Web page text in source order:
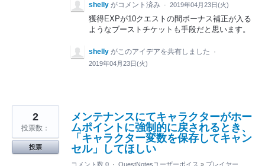
shelly がコメント済み · 2019年04月23日(火)
獲得EXPが10クエストの間ボーナス補正が入る
ようなブーストチケットも手段だと思います。
shelly がこのアイデアを共有しました ·
2019年04月23日(火)
メンテナンスにてキャラクターがホー
ムポイントに強制的に戻されるとき、
「キャラクター変数を保存してキャン
セル」してほしい
2
投票数：
投票
コメント数 0 · QuestNotesユーザーボイス » プレイヤー